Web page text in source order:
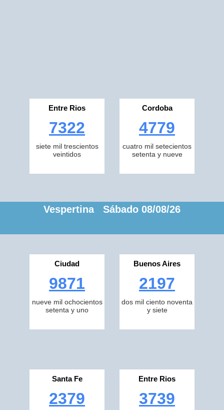
Entre Rios
7322
siete mil trescientos
veintidos
Cordoba
4779
cuatro mil setecientos
setenta y nueve
Vespertina Sábado 08/08/26
Ciudad
9871
nueve mil ochocientos
setenta y uno
Buenos Aires
2197
dos mil ciento noventa
y siete
Santa Fe
2379
Entre Rios
3739